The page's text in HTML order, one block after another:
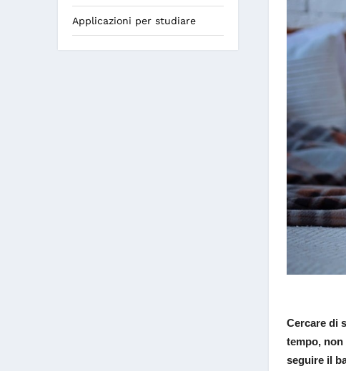
Applicazioni per studiare
Cercare di
tempo, non
seguire il